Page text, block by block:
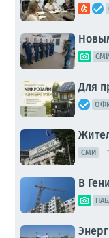
Для
СМИ
В